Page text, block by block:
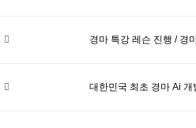
경마 특강 레슨 진행 / 경
대한민국 최초 경마 Ai 개